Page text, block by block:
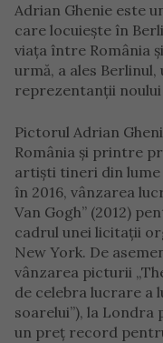
Adrian Ghenie este
care locuiește în
viața între România
urmă, a ales
reprezentanții
Pictorul Adrian
România şi printre
artişti tineri din lume
în 2016, vânzarea
Van Gogh” (2012)
cadrul unei licitaţii
New York. De
vânzarea picturii
de celebra lucrare a
soarelui”), la Londra
un preţ record